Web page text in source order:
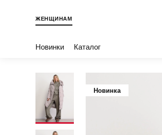
ЖЕНЩИНАМ
Новинки Каталог
Новинка